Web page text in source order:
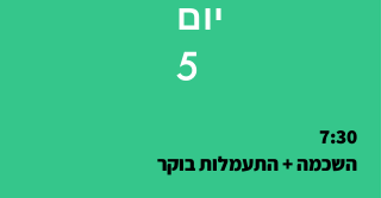
יום
5
7:30
השכמה + התעמלות בוקר